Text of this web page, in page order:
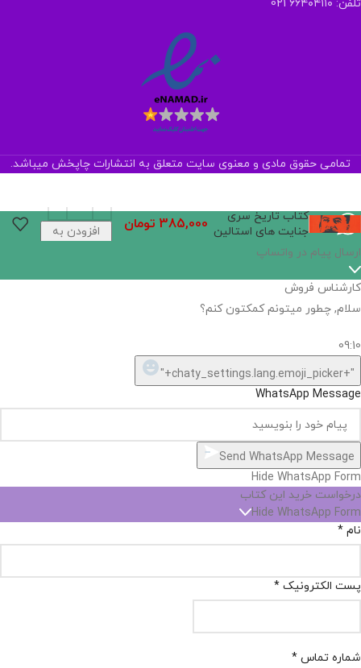
تلفن: ۶۶۴۰۴۱۱۰ 021
تمامی حقوق مادی و معنوی سایت متعلق به انتشارات چاپخش میباشد.
کتاب تاریخ سری
جنایت های استالین 385,000 تومان
افزودن به
ارسال پیام در واتساپ
کارشناس فروش
سلام, چطور میتونم کمکتون کنم؟
09:10
"+chaty_settings.lang.emoji_picker+"
WhatsApp Message
Send WhatsApp Message
Hide WhatsApp Form
درخواست خرید این کتاب
Hide WhatsApp Form
نام *
پست الکترونیک *
شماره تماس *